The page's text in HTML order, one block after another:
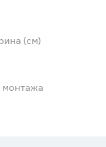
(см)
монтажа